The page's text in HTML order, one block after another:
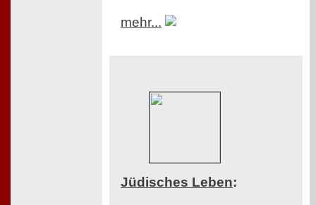
mehr...
Jüdisches Leben: